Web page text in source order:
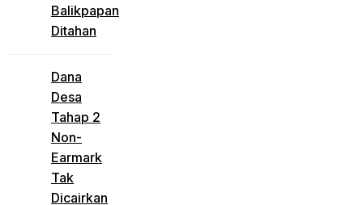
Balikpapan
Ditahan
Dana
Desa
Tahap 2
Non-
Earmark
Tak
Dicairkan